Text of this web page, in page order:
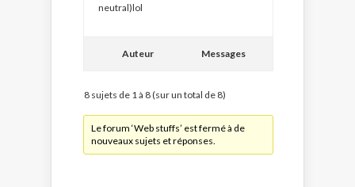
neutral)lol
Auteur Messages
8 sujets de 1 à 8 (sur un total de 8)
Le forum ‘Web stuffs’ est fermé à de
nouveaux sujets et réponses.